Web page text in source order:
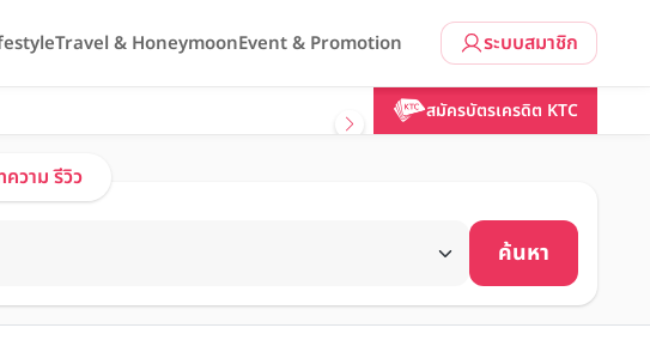
ระบบสมาชิก
Travel & HoneymoonEvent & Promotion
สมัครบัตรเครดิต KTC
วาม รีวิว
ค้นหา